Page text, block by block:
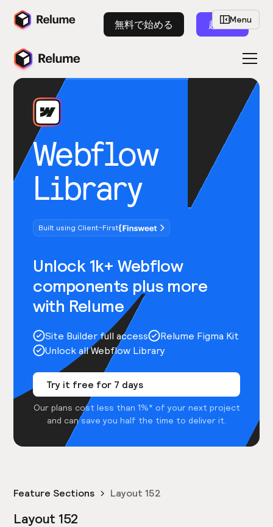
無料で始める 起動
Webflow
Library
Built using Client-First
Unlock 1k+ Webflow
components plus more
with Relume
Site Builder full access
Relume Figma Kit
Unlock all Webflow Library
Try it free for 7 days
Our plans cost less than 1%* of your next project
and can save you half the time to deliver it.
Menu
Feature Sections Layout 152
Layout 152